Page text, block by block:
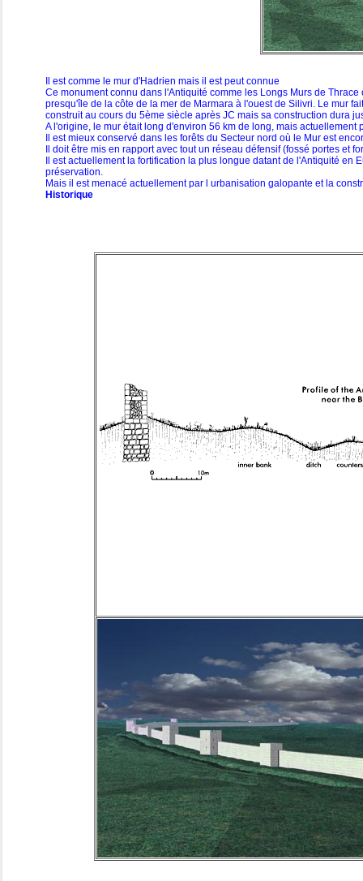
Il est comme le mur d'Hadrien mais il est peut connue
Ce monument connu dans l'Antiquité comme les Longs Murs de
presqu'île de la côte de la mer de Marmara à l'ouest de Silivri. Le mur
construit au cours du 5ème siècle après JC mais sa construction dura
A l'origine, le mur était long d'environ 56 km de long, mais actuellement
Il est mieux conservé dans les forêts du Secteur nord où le Mur est
Il doit être mis en rapport avec tout un réseau défensif (fossé portes et
Il est actuellement la fortification la plus longue datant de l'Antiquité
préservation.
Mais il est menacé actuellement par l urbanisation galopante et la
Historique